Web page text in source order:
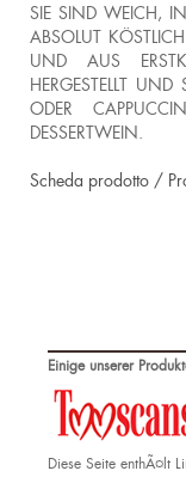
SIE SIND WEICH,
ABSOLUT
UND AUS
HERGESTELLT
ODER
DESSERTWEIN.
Scheda prodotto /
Einige unserer
Diese Seite enthÃ¤lt